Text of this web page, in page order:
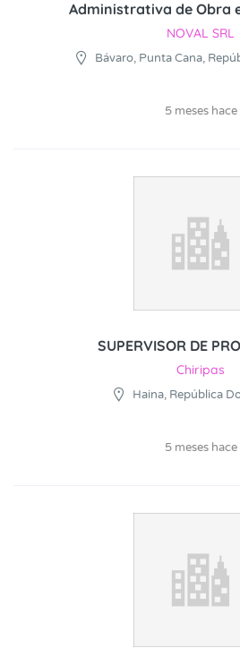
Administrativa de Obra
NOVAL SRL
Bávaro, Punta Cana,
5 meses hace
SUPERVISOR DE
Chiripas
Haina, República
5 meses hace